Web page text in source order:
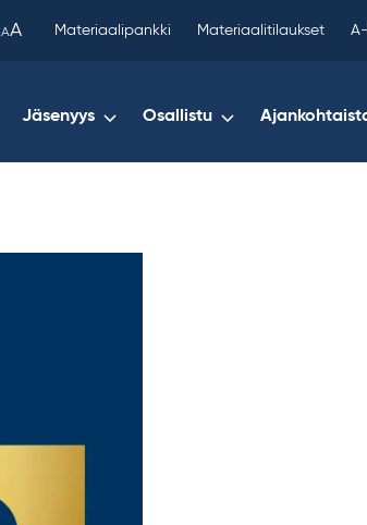
AA Materiaalipankki Materiaalitilaukset
Jäsenyys Osallistu
copied
your
clipboard.)